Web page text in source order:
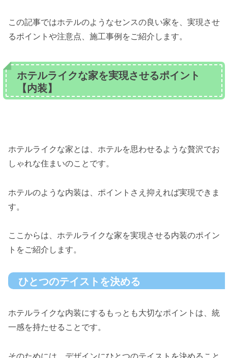
この記事ではホテルのようなセンスの良い家を、実現させ
るポイントや注意点、施工事例をご紹介します。
ホテルライクな家を実現させるポイント
【内装】
ホテルライクな家とは、ホテルを思わせるような贅沢でお
しゃれな住まいのことです。
ホテルのような内装は、ポイントさえ抑えれば実現できま
す。
ここからは、ホテルライクな家を実現させる内装のポイン
トをご紹介します。
ひとつのテイストを決める
ホテルライクな内装にするもっとも大切なポイントは、統
一感を持たせることです。
そのためには、デザインにひとつのテイストを決めること